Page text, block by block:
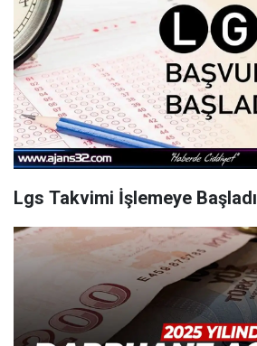
Lgs Takvimi İşlemeye Başladı